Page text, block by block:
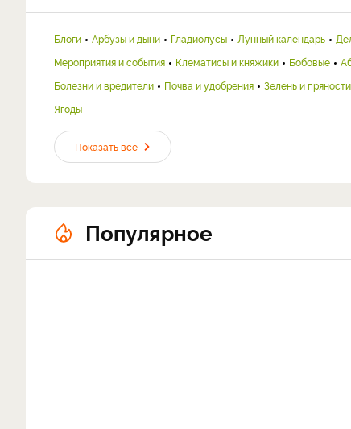
Блоги Арбузы и дыни Гладиолусы Лунный календарь
Мероприятия и события
Клематисы и княжики Бобовые
Болезни и вредители
Почва и удобрения Зелень и пряности
Ягоды
Показать все
Популярное